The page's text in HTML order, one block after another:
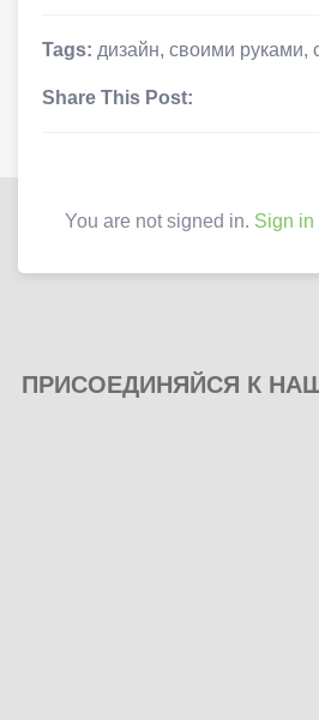
Tags: дизайн, своими руками,
Share This Post:
You are not signed in. Sign in
ПРИСОЕДИНЯЙСЯ К